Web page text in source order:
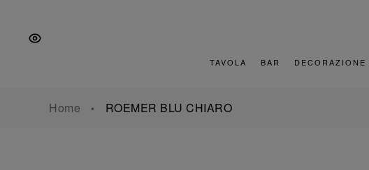
navigazione
contenuto
TAVOLA BAR DECORAZIONE
Home ROEMER BLU CHIARO